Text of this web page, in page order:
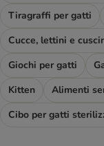
Tiragraffi per gatti
Giochi per gatti
Kitten
Alimenti
Cibo per gatti